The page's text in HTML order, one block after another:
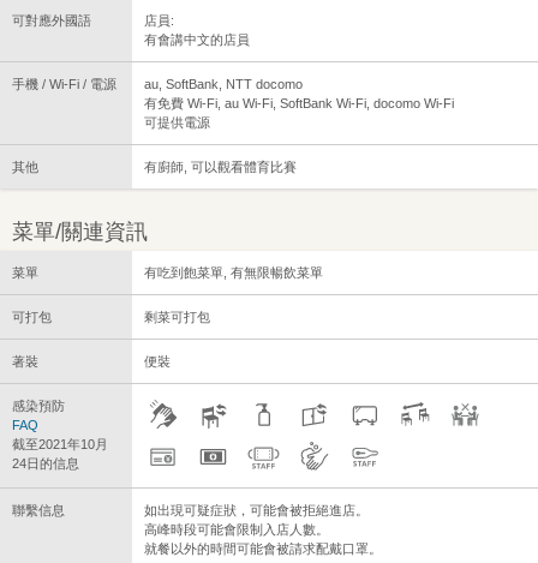
可對應外國語
店員:
有會講中文的店員
手機 / Wi-Fi / 電源
au, SoftBank, NTT docomo
有免費 Wi-Fi, au Wi-Fi, SoftBank Wi-Fi, docomo Wi-Fi
可提供電源
其他 有廚師, 可以觀看體育比賽
菜單/關連資訊
菜單 有吃到飽菜單, 有無限暢飲菜單
可打包 剩菜可打包
著裝 便裝
感染預防
FAQ
截至2021年10月
24日的信息
聯繫信息
如出現可疑症狀，可能會被拒絕進店。
高峰時段可能會限制入店人數。
就餐以外的時間可能會被請求配戴口罩。